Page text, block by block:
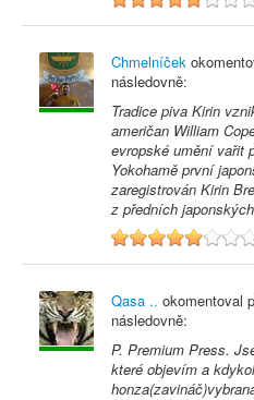
Chmelníček
následovně:
Tradice piva Kirin
američan William
evropské umění vařit
Yokohamě první
zaregistrován Kirin
z předních
5
Qasa .. okomentoval
následovně:
P. Premium Press.
které objevím a